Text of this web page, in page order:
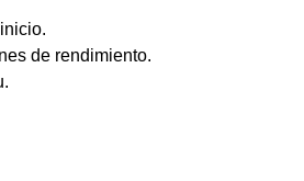
de rendimiento.